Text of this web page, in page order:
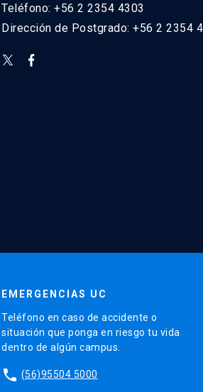
Teléfono: +56 2 2354 4303
Dirección de Postgrado: +56 2 2354
EMERGENCIAS UC
Teléfono en caso de accidente o
situación que ponga en riesgo tu vida
dentro de algún campus.
phone (56)95504 5000